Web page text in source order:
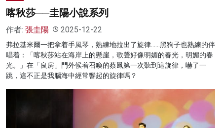
喀秋莎──圭陽小說系列
作者: 張圭陽 2025-12-22
弗拉基米爾一把拿着手風琴，熟練地拉出了旋律……黑狗子也熟練的伴
唱着：「喀秋莎站在海岸上的懸崖，歌聲好像明媚的春光，明媚的春
光。」在「良房」門外候着召喚的蔡鳳第一次聽到這旋律，嚇了一
跳，這不正是我腦海中經常響起的旋律嗎？